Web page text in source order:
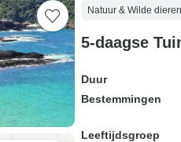
Natuur & Wilde dieren
5-daagse
Duur
Bestemmingen
Leeftijdsgroep